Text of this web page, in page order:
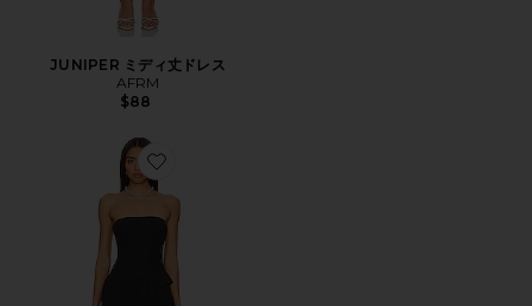
JUNIPER ミディ丈ドレス
AFRM
$88
Favorite SIOBHAN ドレス